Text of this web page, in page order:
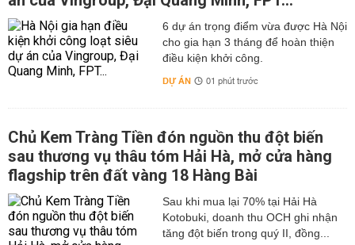
6 dự án trọng điểm vừa được Hà Nội
cho gia hạn 3 tháng để hoàn thiện
điều kiện khởi công.
DỰ ÁN 01 phút trước
Chủ Kem Tràng Tiền đón nguồn thu đột biến
sau thương vụ thâu tóm Hải Hà, mở cửa hàng
flagship trên đất vàng 18 Hàng Bài
Sau khi mua lại 70% tại Hải Hà
Kotobuki, doanh thu OCH ghi nhận
tăng đột biến trong quý II, đồng...